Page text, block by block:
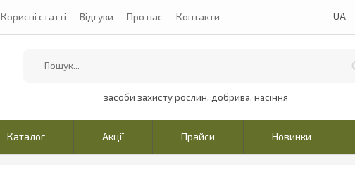
Корисні статті Відгуки Про нас Контакти
засоби захисту рослин, добрива, насіння
Каталог Акції Прайси Новинки